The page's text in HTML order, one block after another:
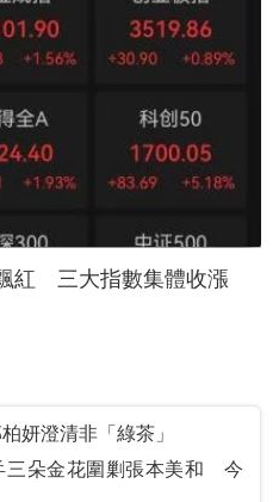
紅 三大指數集體收漲
明讚疊字得意 郭柏妍澄清非「綠茶」
三朵金花圍剿張本美和 今